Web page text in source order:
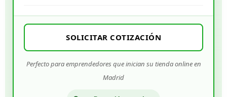
SOLICITAR COTIZACIÓN
Perfecto para emprendedores que inician su tienda online en
Madrid